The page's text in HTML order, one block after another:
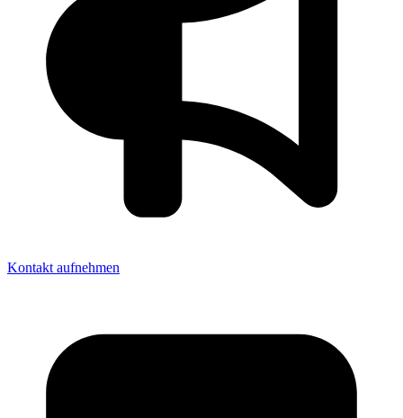
Kontakt aufnehmen